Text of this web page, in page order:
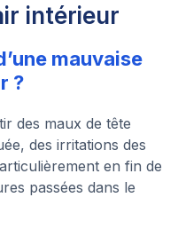
intérieur
mauvaise
?
des maux de tête
des irritations des
en fin de
passées dans le